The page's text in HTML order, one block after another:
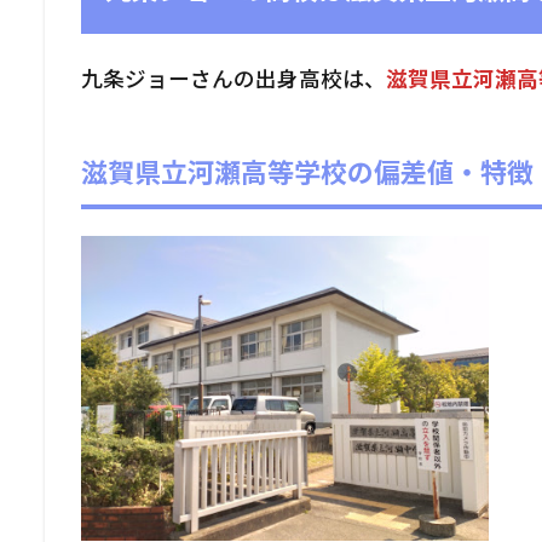
九条ジョーさんの出身高校は、 滋賀県立河瀬
滋賀県立河瀬高等学校の偏差値・特徴